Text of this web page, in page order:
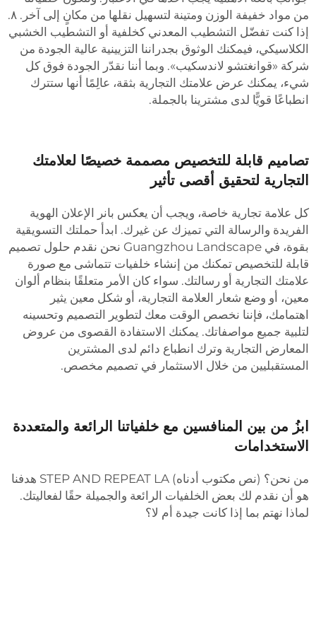
كنت تفضّل التشطيب المعدني كخلفية أو التشطيب الخشبي
فيمكنك الوثوق بجدراننا التزيينية عالية الجودة من
«قوانغتشو لاندسكيب». وبما أننا نقدّر الجودة فوق كل
يمكنك عرض علامتك التجارية بثقة، عالِمًا أنها ستترك
قويًّا لدى مشترينا بالجملة.
قابلة للتخصيص مصممة خصيصًا لعلامتك
لتحقيق أقصى تأثير
علامة تجارية خاصة، ويجب أن يعكس بانر الإعلان الهوية
والرسالة التي تميزك عن غيرك. ابدأ حملتك التسويقية
بقوة، في Guangzhou Landscape نحن نقدم حلول تصميم
للتخصيص تمكنك من إنشاء خلفيات تتماشى مع صورة
التجارية أو رسالتك. سواء كان الأمر متعلقًا بنظام ألوان
أو وضع شعار العلامة التجارية، أو شكل معين يثير
فإننا نخصص الوقت معك لتطوير التصميم وتحسينه
جميع مواصفاتك. يمكنك الاستفادة القصوى من عروض
التجارية وترك انطباع دائم لدى المشترين
من خلال الاستثمار في تصميم مخصص.
من بين المنافسين مع خلفياتنا الرائعة والمتعددة
من نحن؟ (نص مكتوب أدناه) STEP AND REPEAT LA هدفنا
أن نقدم لك بعض الخلفيات الرائعة والجميلة حقًا لفعاليتك.
نهتم بما إذا كانت جيدة أم لا؟